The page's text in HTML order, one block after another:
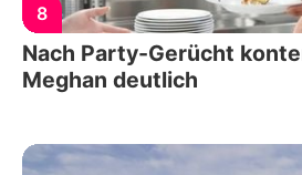
8
Nach Party-Gerücht
Meghan deutlich